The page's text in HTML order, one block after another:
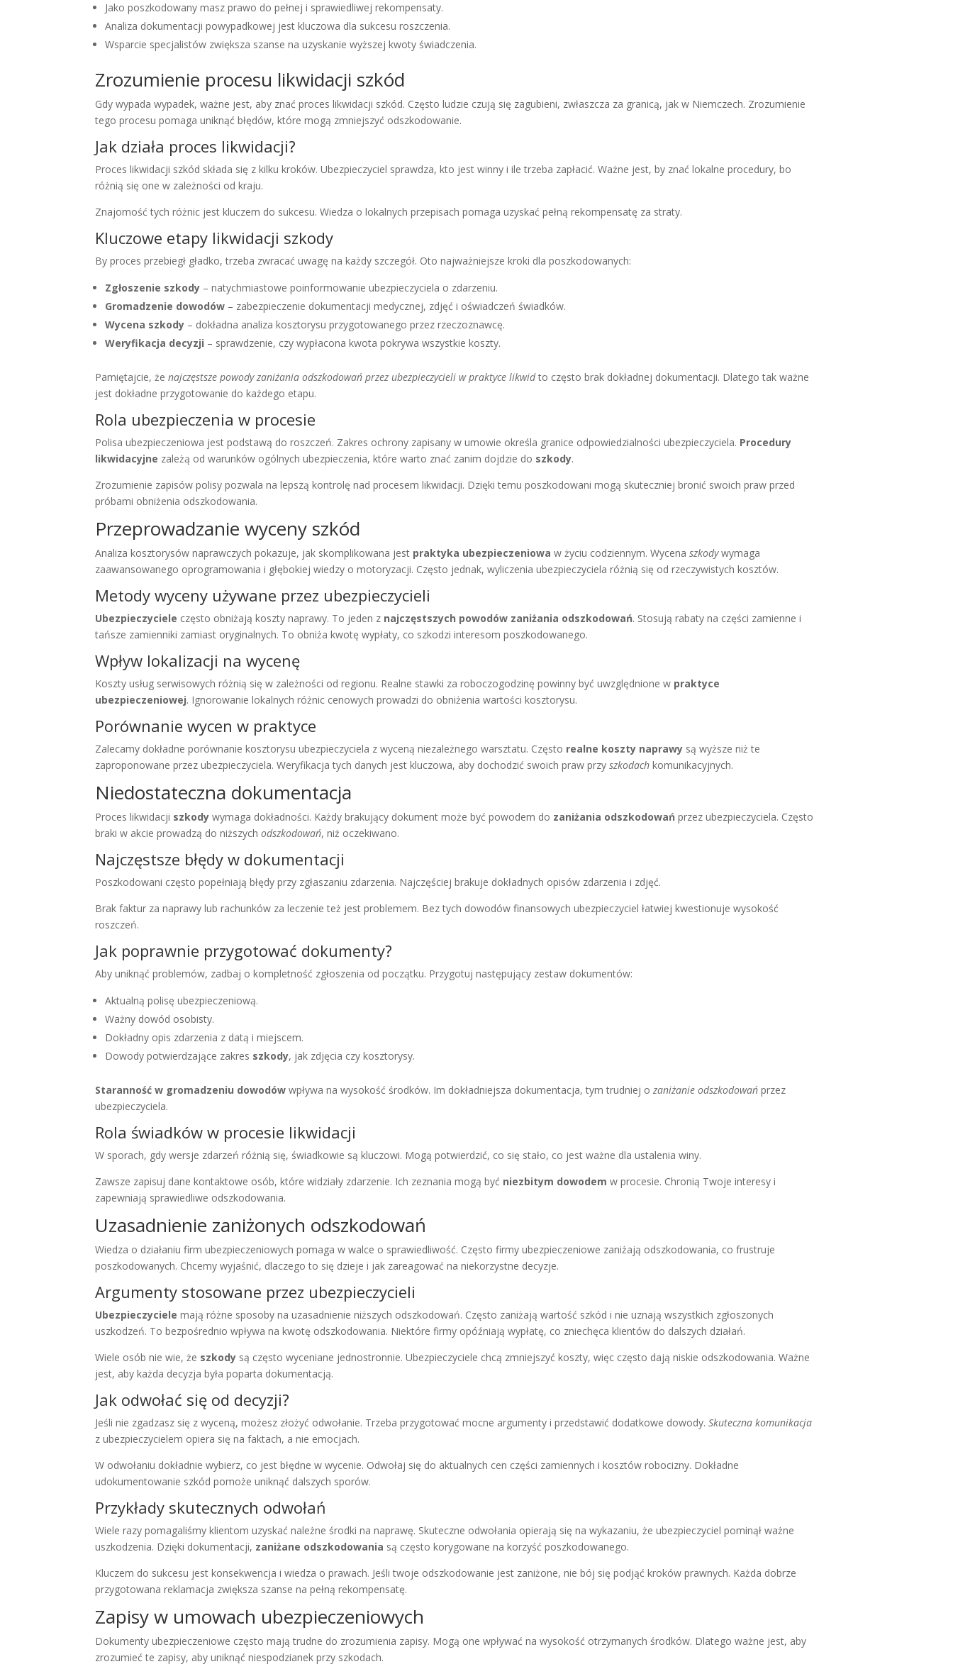
Jako poszkodowany masz prawo do pełnej i sprawiedliwej rekompensaty.
Analiza dokumentacji powypadkowej jest kluczowa dla sukcesu roszczenia.
Wsparcie specjalistów zwiększa szanse na uzyskanie wyższej kwoty świadczenia.
Zrozumienie procesu likwidacji szkód
Gdy wypada wypadek, ważne jest, aby znać proces likwidacji szkód. Często ludzie czują się zagubieni, zwłaszcza za granicą, jak w Niemczech. Zrozumienie
tego procesu pomaga uniknąć błędów, które mogą zmniejszyć odszkodowanie.
Jak działa proces likwidacji?
Proces likwidacji szkód składa się z kilku kroków. Ubezpieczyciel sprawdza, kto jest winny i ile trzeba zapłacić. Ważne jest, by znać lokalne procedury, bo
różnią się one w zależności od kraju.
Znajomość tych różnic jest kluczem do sukcesu. Wiedza o lokalnych przepisach pomaga uzyskać pełną rekompensatę za straty.
Kluczowe etapy likwidacji szkody
By proces przebiegł gładko, trzeba zwracać uwagę na każdy szczegół. Oto najważniejsze kroki dla poszkodowanych:
Zgłoszenie szkody – natychmiastowe poinformowanie ubezpieczyciela o zdarzeniu.
Gromadzenie dowodów – zabezpieczenie dokumentacji medycznej, zdjęć i oświadczeń świadków.
Wycena szkody – dokładna analiza kosztorysu przygotowanego przez rzeczoznawcę.
Weryfikacja decyzji – sprawdzenie, czy wypłacona kwota pokrywa wszystkie koszty.
Pamiętajcie, żenajczęstsze powody zaniżania odszkodowań przez ubezpieczycieli w praktyce likwidto często brak dokładnej dokumentacji. Dlatego tak ważne
jest dokładne przygotowanie do każdego etapu.
Rola ubezpieczenia w procesie
Polisa ubezpieczeniowa jest podstawą do roszczeń. Zakres ochrony zapisany w umowie określa granice odpowiedzialności ubezpieczyciela. Procedury
likwidacyjne zależą od warunków ogólnych ubezpieczenia, które warto znać zanim dojdzie do szkody.
Zrozumienie zapisów polisy pozwala na lepszą kontrolę nad procesem likwidacji. Dzięki temu poszkodowani mogą skuteczniej bronić swoich praw przed
próbami obniżenia odszkodowania.
Przeprowadzanie wyceny szkód
Analiza kosztorysów naprawczych pokazuje, jak skomplikowana jest praktyka ubezpieczeniowa w życiu codziennym. Wycenaszkodywymaga
zaawansowanego oprogramowania i głębokiej wiedzy o motoryzacji. Często jednak, wyliczenia ubezpieczyciela różnią się od rzeczywistych kosztów.
Metody wyceny używane przez ubezpieczycieli
Ubezpieczyciele często obniżają koszty naprawy. To jeden z najczęstszych powodów zaniżania odszkodowań. Stosują rabaty na części zamienne i
tańsze zamienniki zamiast oryginalnych. To obniża kwotę wypłaty, co szkodzi interesom poszkodowanego.
Wpływ lokalizacji na wycenę
Koszty usług serwisowych różnią się w zależności od regionu. Realne stawki za roboczogodzinę powinny być uwzględnione w praktyce
ubezpieczeniowej. Ignorowanie lokalnych różnic cenowych prowadzi do obniżenia wartości kosztorysu.
Porównanie wycen w praktyce
Zalecamy dokładne porównanie kosztorysu ubezpieczyciela z wyceną niezależnego warsztatu. Często realne koszty naprawy są wyższe niż te
zaproponowane przez ubezpieczyciela. Weryfikacja tych danych jest kluczowa, aby dochodzić swoich praw przyszkodach komunikacyjnych.
Niedostateczna dokumentacja
Proces likwidacji szkody wymaga dokładności. Każdy brakujący dokument może być powodem do zaniżania odszkodowań przez ubezpieczyciela. Często
braki w akcie prowadzą do niższychodszkodowań, niż oczekiwano.
Najczęstsze błędy w dokumentacji
Poszkodowani często popełniają błędy przy zgłaszaniu zdarzenia. Najczęściej brakuje dokładnych opisów zdarzenia i zdjęć.
Brak faktur za naprawy lub rachunków za leczenie też jest problemem. Bez tych dowodów finansowych ubezpieczyciel łatwiej kwestionuje wysokość
roszczeń.
Jak poprawnie przygotować dokumenty?
Aby uniknąć problemów, zadbaj o kompletność zgłoszenia od początku. Przygotuj następujący zestaw dokumentów:
Aktualną polisę ubezpieczeniową.
Ważny dowód osobisty.
Dokładny opis zdarzenia z datą i miejscem.
Dowody potwierdzające zakres szkody, jak zdjęcia czy kosztorysy.
Staranność w gromadzeniu dowodów wpływa na wysokość środków. Im dokładniejsza dokumentacja, tym trudniej ozaniżanie odszkodowań przez
ubezpieczyciela.
Rola świadków w procesie likwidacji
W sporach, gdy wersje zdarzeń różnią się, świadkowie są kluczowi. Mogą potwierdzić, co się stało, co jest ważne dla ustalenia winy.
Zawsze zapisuj dane kontaktowe osób, które widziały zdarzenie. Ich zeznania mogą być niezbitym dowodem w procesie. Chronią Twoje interesy i
zapewniają sprawiedliwe odszkodowania.
Uzasadnienie zaniżonych odszkodowań
Wiedza o działaniu firm ubezpieczeniowych pomaga w walce o sprawiedliwość. Często firmy ubezpieczeniowe zaniżają odszkodowania, co frustruje
poszkodowanych. Chcemy wyjaśnić, dlaczego to się dzieje i jak zareagować na niekorzystne decyzje.
Argumenty stosowane przez ubezpieczycieli
Ubezpieczyciele mają różne sposoby na uzasadnienie niższych odszkodowań. Często zaniżają wartość szkód i nie uznają wszystkich zgłoszonych
uszkodzeń. To bezpośrednio wpływa na kwotę odszkodowania. Niektóre firmy opóźniają wypłatę, co zniechęca klientów do dalszych działań.
Wiele osób nie wie, że szkody są często wyceniane jednostronnie. Ubezpieczyciele chcą zmniejszyć koszty, więc często dają niskie odszkodowania. Ważne
jest, aby każda decyzja była poparta dokumentacją.
Jak odwołać się od decyzji?
Jeśli nie zgadzasz się z wyceną, możesz złożyć odwołanie. Trzeba przygotować mocne argumenty i przedstawić dodatkowe dowody.Skuteczna komunikacja
z ubezpieczycielem opiera się na faktach, a nie emocjach.
W odwołaniu dokładnie wybierz, co jest błędne w wycenie. Odwołaj się do aktualnych cen części zamiennych i kosztów robocizny. Dokładne
udokumentowanie szkód pomoże uniknąć dalszych sporów.
Przykłady skutecznych odwołań
Wiele razy pomagaliśmy klientom uzyskać należne środki na naprawę. Skuteczne odwołania opierają się na wykazaniu, że ubezpieczyciel pominął ważne
uszkodzenia. Dzięki dokumentacji, zaniżane odszkodowania są często korygowane na korzyść poszkodowanego.
Kluczem do sukcesu jest konsekwencja i wiedza o prawach. Jeśli twoje odszkodowanie jest zaniżone, nie bój się podjąć kroków prawnych. Każda dobrze
przygotowana reklamacja zwiększa szanse na pełną rekompensatę.
Zapisy w umowach ubezpieczeniowych
Dokumenty ubezpieczeniowe często mają trudne do zrozumienia zapisy. Mogą one wpływać na wysokość otrzymanych środków. Dlatego ważne jest, aby
zrozumieć te zapisy, aby uniknąć niespodzianek przy szkodach.